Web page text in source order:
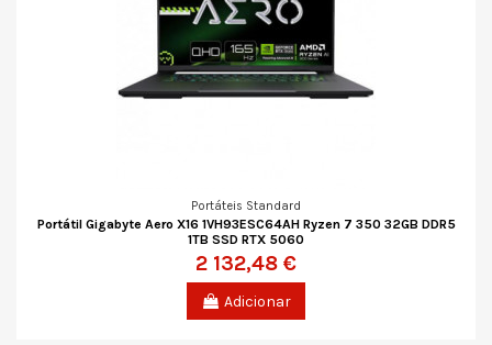
Portáteis Standard
Portátil Gigabyte Aero X16 1VH93ESC64AH Ryzen 7 350 32GB DDR5
1TB SSD RTX 5060
2 132,48 €
Adicionar